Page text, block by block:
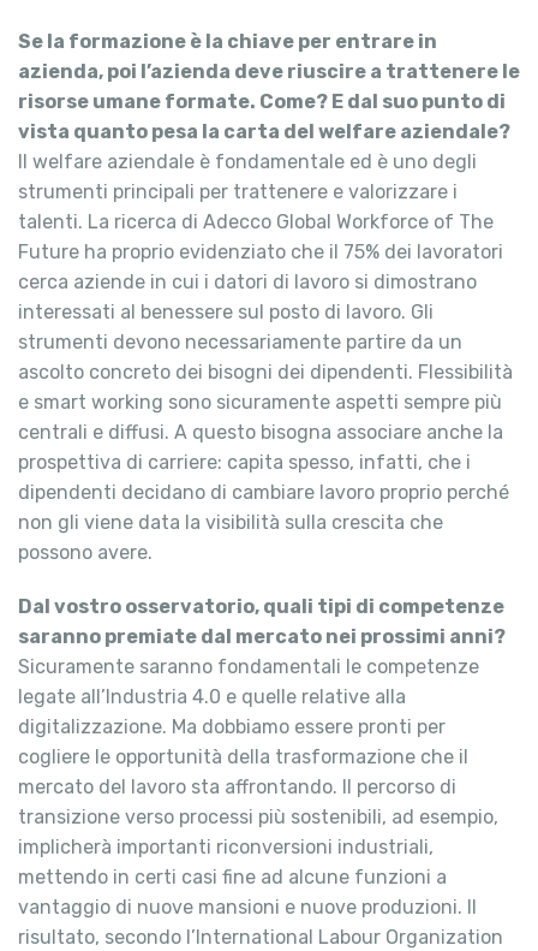
Se la formazione è la chiave per entrare in
azienda, poi l’azienda deve riuscire a trattenere le
risorse umane formate. Come? E dal suo punto di
vista quanto pesa la carta del welfare aziendale?
Il welfare aziendale è fondamentale ed è uno degli
strumenti principali per trattenere e valorizzare i
talenti. La ricerca di Adecco Global Workforce of The
Future ha proprio evidenziato che il 75% dei lavoratori
cerca aziende in cui i datori di lavoro si dimostrano
interessati al benessere sul posto di lavoro. Gli
strumenti devono necessariamente partire da un
ascolto concreto dei bisogni dei dipendenti. Flessibilità
e smart working sono sicuramente aspetti sempre più
centrali e diffusi. A questo bisogna associare anche la
prospettiva di carriere: capita spesso, infatti, che i
dipendenti decidano di cambiare lavoro proprio perché
non gli viene data la visibilità sulla crescita che
possono avere.
Dal vostro osservatorio, quali tipi di competenze
saranno premiate dal mercato nei prossimi anni?
Sicuramente saranno fondamentali le competenze
legate all’Industria 4.0 e quelle relative alla
digitalizzazione. Ma dobbiamo essere pronti per
cogliere le opportunità della trasformazione che il
mercato del lavoro sta affrontando. Il percorso di
transizione verso processi più sostenibili, ad esempio,
implicherà importanti riconversioni industriali,
mettendo in certi casi fine ad alcune funzioni a
vantaggio di nuove mansioni e nuove produzioni. Il
risultato, secondo l’International Labour Organization